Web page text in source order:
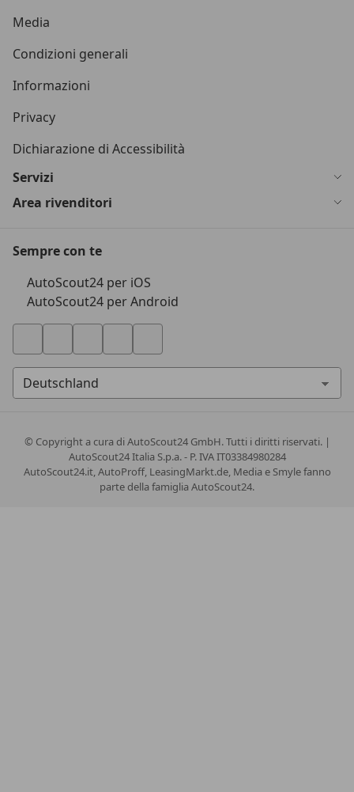
Media
Condizioni generali
Informazioni
Privacy
Dichiarazione di Accessibilità
Servizi
Area rivenditori
Sempre con te
AutoScout24 per iOS
AutoScout24 per Android
© Copyrighta cura di AutoScout24 GmbH. Tutti i diritti riservati. |
AutoScout24 Italia S.p.a. - P. IVA IT03384980284
AutoScout24.it, AutoProff, LeasingMarkt.de, Media e Smyle fanno
parte della famiglia AutoScout24.